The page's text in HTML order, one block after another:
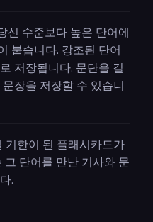
신 수준보다 높은 단어에
붙습니다. 강조된 단어
저장됩니다. 문단을 길
장을 저장할 수 있습니
기한이 된 플래시카드가
그 단어를 만난 기사와 문
.